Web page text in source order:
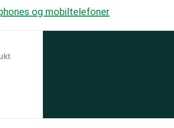
og mobiltelefoner